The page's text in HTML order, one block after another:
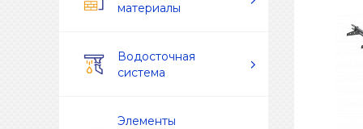
материалы
Водосточная
система
Элементы